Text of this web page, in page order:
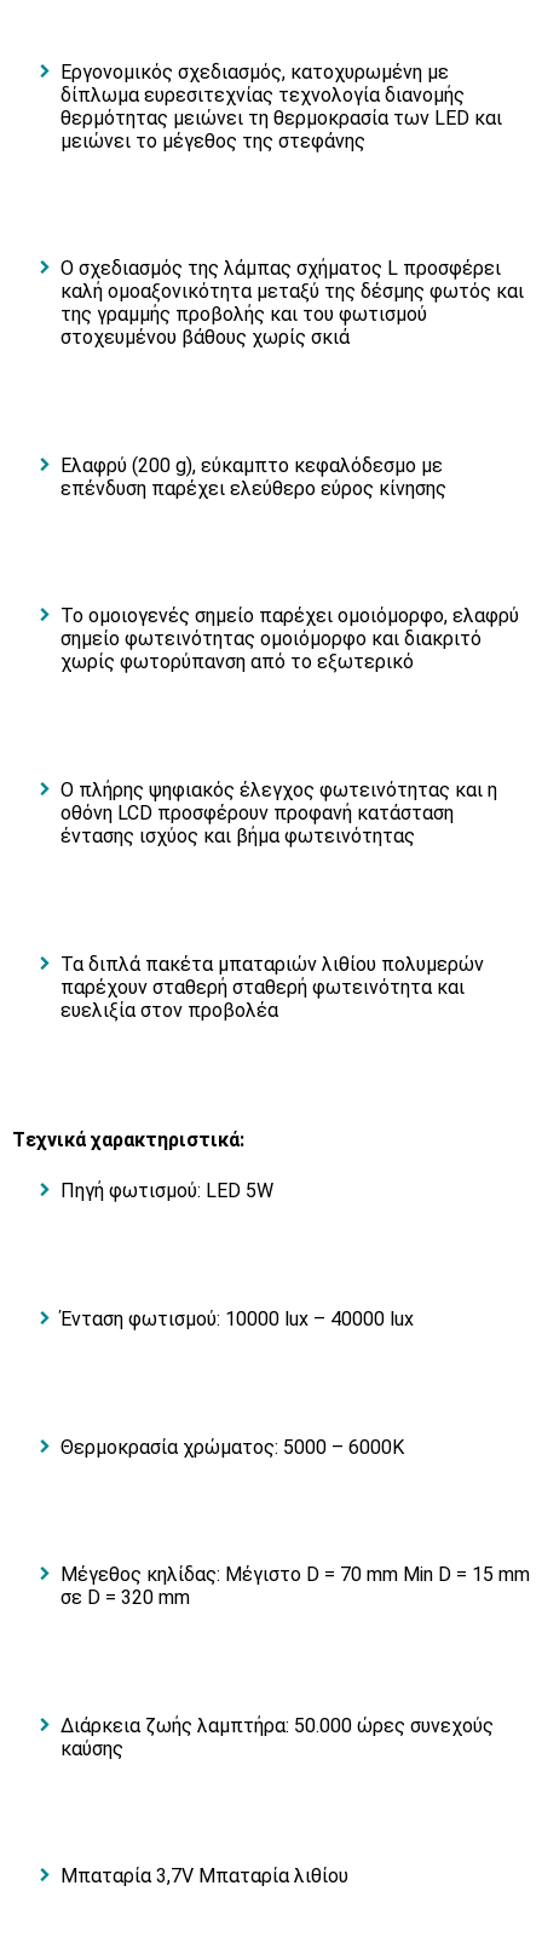
Εργονομικός σχεδιασμός, κατοχυρωμένη με
δίπλωμα ευρεσιτεχνίας τεχνολογία διανομής
θερμότητας μειώνει τη θερμοκρασία των LED και
μειώνει το μέγεθος της στεφάνης
Ο σχεδιασμός της λάμπας σχήματος L προσφέρει
καλή ομοαξονικότητα μεταξύ της δέσμης φωτός και
της γραμμής προβολής και του φωτισμού
στοχευμένου βάθους χωρίς σκιά
Ελαφρύ (200 g), εύκαμπτο κεφαλόδεσμο με
επένδυση παρέχει ελεύθερο εύρος κίνησης
Το ομοιογενές σημείο παρέχει ομοιόμορφο, ελαφρύ
σημείο φωτεινότητας ομοιόμορφο και διακριτό
χωρίς φωτορύπανση από το εξωτερικό
Ο πλήρης ψηφιακός έλεγχος φωτεινότητας και η
οθόνη LCD προσφέρουν προφανή κατάσταση
έντασης ισχύος και βήμα φωτεινότητας
Τα διπλά πακέτα μπαταριών λιθίου πολυμερών
παρέχουν σταθερή σταθερή φωτεινότητα και
ευελιξία στον προβολέα
Tεχνικά χαρακτηριστικά:
Πηγή φωτισμού: LED 5W
Ένταση φωτισμού: 10000 lux – 40000 lux
Θερμοκρασία χρώματος: 5000 – 6000K
Μέγεθος κηλίδας: Μέγιστο D = 70 mm Min D = 15 mm
σε D = 320 mm
Διάρκεια ζωής λαμπτήρα: 50.000 ώρες συνεχούς
καύσης
Μπαταρία 3,7V Μπαταρία λιθίου